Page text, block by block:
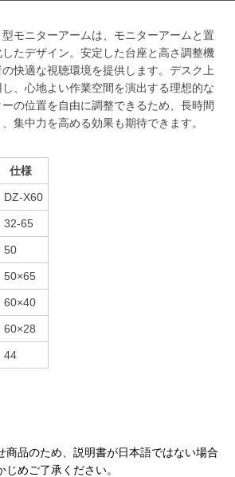
モニターアームは、モニターアームと置
たデザイン。安定した台座と高さ調整機
快適な視聴環境を提供します。デスク上
、心地よい作業空間を演出する理想的な
の位置を自由に調整できるため、長時間
集中力を高める効果も期待できます。
仕様
DZ-X60
32-65
50
50×65
60×40
60×28
44
商品のため、説明書が日本語ではない場合
めご了承ください。